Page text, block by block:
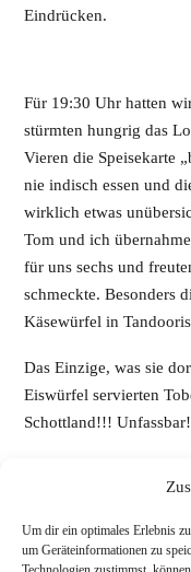
Um dir ein optimales Erlebnis
um Geräteinformationen zu
Eindrücken.
Für 19:30 Uhr hatten
stürmten hungrig das
Vieren die Speisekarte
nie indisch essen und
wirklich etwas
Tom und ich
für uns sechs und
schmeckte. Besonders
Käsewürfel in
Das Einzige, was sie
Eiswürfel servierten
Schottland!!!
einen Whisky und
echt nervig!
Kilometer: 211